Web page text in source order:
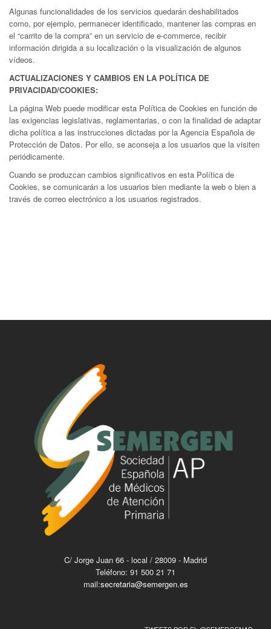
Algunas funcionalidades de los servicios quedarán deshabilitados
como, por ejemplo, permanecer identificado, mantener las compras en
el “carrito de la compra” en un servicio de e-commerce, recibir
información dirigida a su localización o la visualización de algunos
vídeos.
ACTUALIZACIONES Y CAMBIOS EN LA POLÍTICA DE
PRIVACIDAD/COOKIES:
La página Web puede modificar esta Política de Cookies en función de
las exigencias legislativas, reglamentarias, o con la finalidad de adaptar
dicha política a las instrucciones dictadas por la Agencia Española de
Protección de Datos. Por ello, se aconseja a los usuarios que la visiten
periódicamente.
Cuando se produzcan cambios significativos en esta Política de
Cookies, se comunicarán a los usuarios bien mediante la web o bien a
través de correo electrónico a los usuarios registrados.
C/ Jorge Juan 66 - local / 28009 - Madrid
Teléfono: 91 500 21 71
mail:secretaria@semergen.es